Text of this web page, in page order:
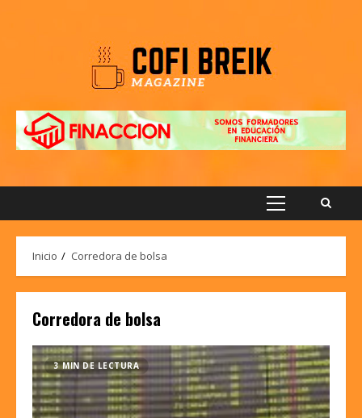
Menú
Inicio Corredora de bolsa
Corredora de bolsa
3 MIN DE LECTURA